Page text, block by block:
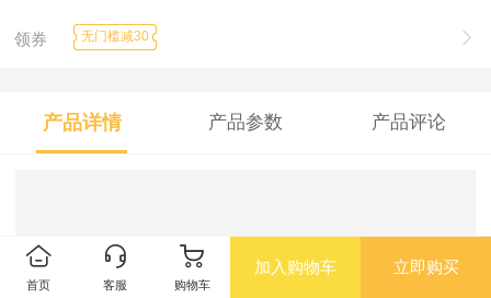
领券 无门槛减30
产品详情 产品参数 产品评论
首页 客服 购物车
加入购物车 立即购买